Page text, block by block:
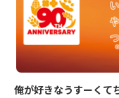
俺が好きなうすーくて